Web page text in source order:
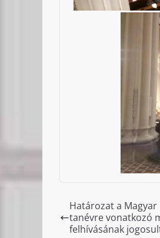
Határozat a Magyar
tanévre vonatkozó
felhívásának